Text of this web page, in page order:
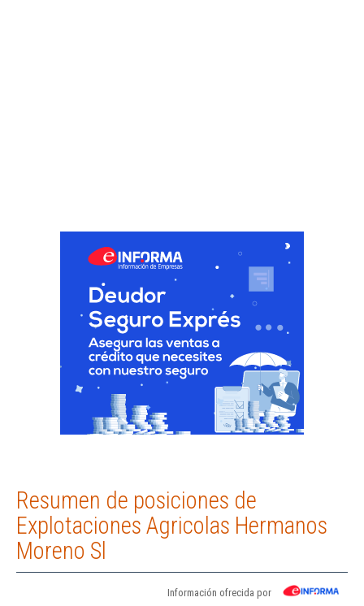
Resumen de posiciones de
Explotaciones Agricolas Hermanos
Moreno Sl
Información ofrecida por